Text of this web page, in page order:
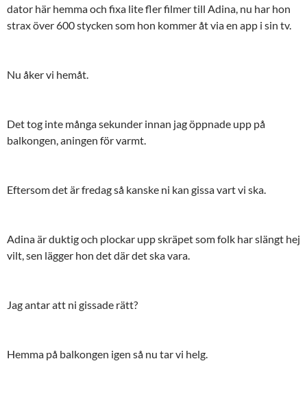
dator här hemma och fixa lite fler filmer till Adina, nu har hon
strax över 600 stycken som hon kommer åt via en app i sin tv.
Nu åker vi hemåt.
Det tog inte många sekunder innan jag öppnade upp på
balkongen, aningen för varmt.
Eftersom det är fredag så kanske ni kan gissa vart vi ska.
Adina är duktig och plockar upp skräpet som folk har slängt hej
vilt, sen lägger hon det där det ska vara.
Jag antar att ni gissade rätt?
Hemma på balkongen igen så nu tar vi helg.